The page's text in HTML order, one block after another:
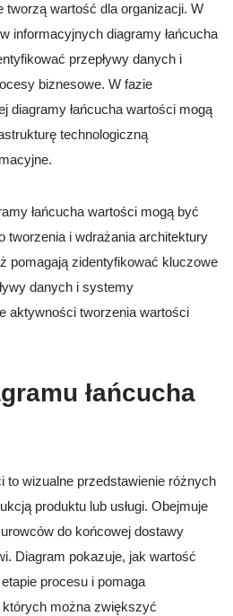
tworzą wartość dla organizacji. W
informacyjnych diagramy łańcucha
przepływy danych i
biznesowe. W fazie
diagramy łańcucha wartości mogą
technologiczną
łańcucha wartości mogą być
tworzenia i wdrażania architektury
pomagają zidentyfikować kluczowe
danych i systemy
aktywności tworzenia wartości
łańcucha
to wizualne przedstawienie różnych
produktu lub usługi. Obejmuje
do końcowej dostawy
Diagram pokazuje, jak wartość
procesu i pomaga
można zwiększyć